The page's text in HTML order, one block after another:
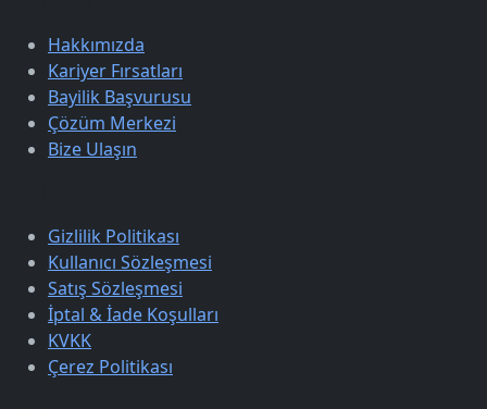
Hakkımızda
Kariyer Fırsatları
Bayilik Başvurusu
Çözüm Merkezi
Bize Ulaşın
Gizlilik Politikası
Kullanıcı Sözleşmesi
Satış Sözleşmesi
İptal & İade Koşulları
KVKK
Çerez Politikası